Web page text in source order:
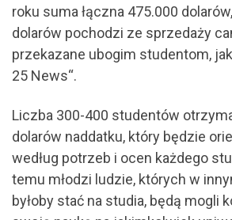
roku suma łączna 475.000
dolarów pochodzi ze sprzedaży
przekazane ubogim studentom,
25 News“.
Liczba 300-400 studentów
dolarów naddatku, który będzie
według potrzeb i ocen każdego
temu młodzi ludzie, których w
byłoby stać na studia, będą mogli